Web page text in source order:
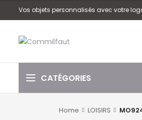
Vos objets personnalisés avec votre
CATÉGORIES
Home LOISIRS